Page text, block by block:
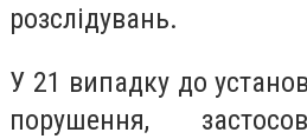
розслідувань.
У 21 випадку до
порушення,